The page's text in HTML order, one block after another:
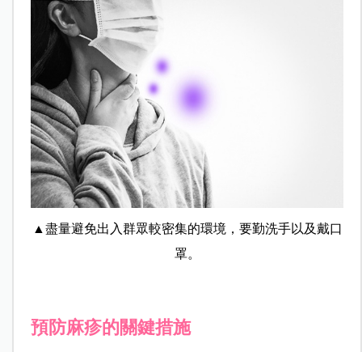
▲盡量避免出入群眾較密集的環境，要勤洗手以及戴口
罩。
預防麻疹的關鍵措施